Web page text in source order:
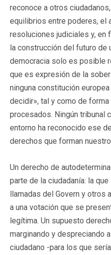
reconoce a otros
equilibrios entre poderes, el
resoluciones judiciales y, en
la construcción del futuro de
democracia solo es posible
que es expresión de la
ninguna constitución
decidir», tal y como de
procesados. Ningún tribunal
entorno ha reconocido ese
derechos que forman
Un derecho de
parte de la ciudadanía: la
llamadas del Govern y
a una votación que se
legítima. Un supuesto
marginando y despreciando
ciudadano -para los que